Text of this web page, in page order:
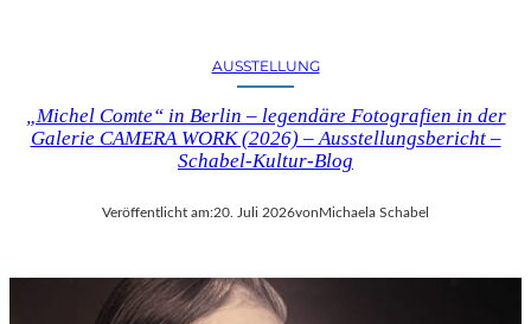
AUSSTELLUNG
„Michel Comte“ in Berlin – legendäre Fotografien in der
Galerie CAMERA WORK (2026) – Ausstellungsbericht –
Schabel-Kultur-Blog
Veröffentlicht am:20. Juli 2026von Michaela Schabel